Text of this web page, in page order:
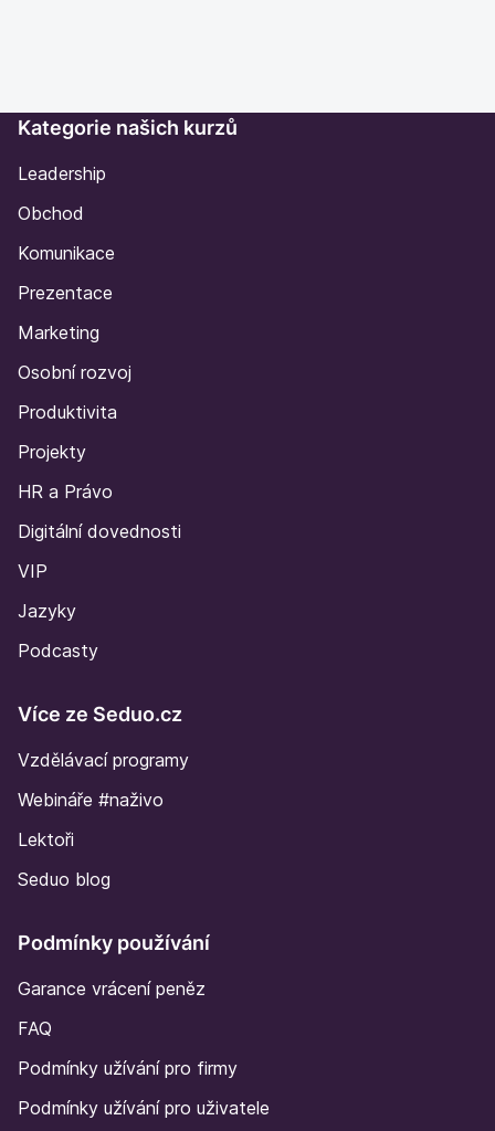
Kategorie našich kurzů
Leadership
Obchod
Komunikace
Prezentace
Marketing
Osobní rozvoj
Produktivita
Projekty
HR a Právo
Digitální dovednosti
VIP
Jazyky
Podcasty
Více ze Seduo.cz
Vzdělávací programy
Webináře #naživo
Lektoři
Seduo blog
Podmínky používání
Garance vrácení peněz
FAQ
Podmínky užívání pro firmy
Podmínky užívání pro uživatele